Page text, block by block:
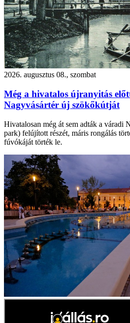
2026. augusztus 08., szombat
Még a hivatalos újranyitás
Nagyvásártér új szökőkútját
Hivatalosan még át sem adták a váradi
park) felújított részét, máris rongálás
fúvókáját törték le.